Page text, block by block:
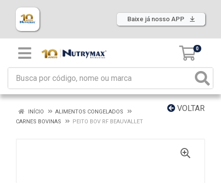
Baixe já nosso APP
0
VOLTAR
INÍCIO
ALIMENTOS CONGELADOS
CARNES BOVINAS
PEITO BOV RF BEAUVALLET